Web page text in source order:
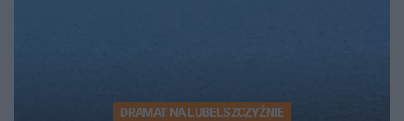
DRAMAT NA LUBELSZCZYŹNIE